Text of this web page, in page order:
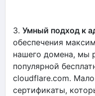
3. Умный подход к
обеспечения
нашего домена, мы
популярной
cloudflare.com. Мало
сертификаты,